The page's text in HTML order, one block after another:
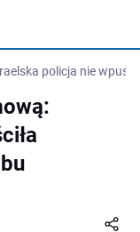
policja nie